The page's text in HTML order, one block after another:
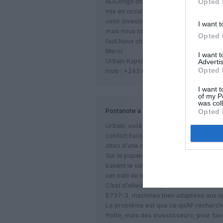
I want
Opted
I want
Opted
I want
of my
was
Opted
mis en circulation certains font de
venir investir en Afrique. je sais bien
mais nous sommes que vos frères et
faut.Nous cherchons des investisseurs
Merci
Urbain Kapoko
mob : +243 81 21 62 510
Postanote a commenté :
Urbain: voilà une remarque pleine de
confort Européen et nous ramène à la
dites d’une différente planète!
Sur le papier l’idée est aussi géniale
basent le surplus dans u n pays
cet outil de transport.
C’est d’ailleurs ce que SN Brussels
B737-3, machines bien adaptées aux
Le problème est que ce qu’AF
flotte, mais des investisseurs, pour